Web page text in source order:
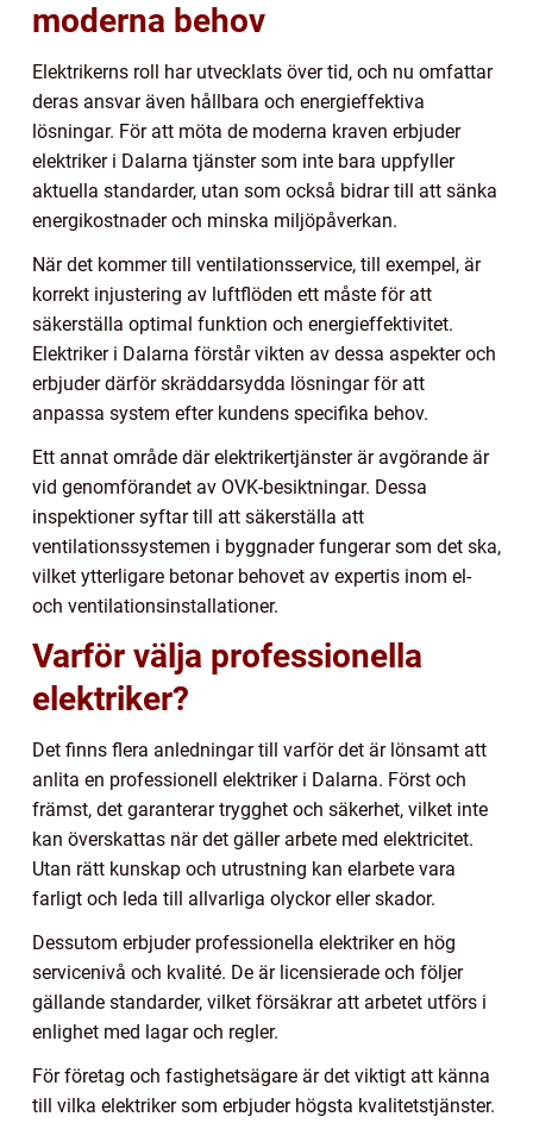
moderna behov
Elektrikerns roll har utvecklats över tid, och nu omfattar
deras ansvar även hållbara och energieffektiva
lösningar. För att möta de moderna kraven erbjuder
elektriker i Dalarna tjänster som inte bara uppfyller
aktuella standarder, utan som också bidrar till att sänka
energikostnader och minska miljöpåverkan.
När det kommer till ventilationsservice, till exempel, är
korrekt injustering av luftflöden ett måste för att
säkerställa optimal funktion och energieffektivitet.
Elektriker i Dalarna förstår vikten av dessa aspekter och
erbjuder därför skräddarsydda lösningar för att
anpassa system efter kundens specifika behov.
Ett annat område där elektrikertjänster är avgörande är
vid genomförandet av OVK-besiktningar. Dessa
inspektioner syftar till att säkerställa att
ventilationssystemen i byggnader fungerar som det ska,
vilket ytterligare betonar behovet av expertis inom el-
och ventilationsinstallationer.
Varför välja professionella
elektriker?
Det finns flera anledningar till varför det är lönsamt att
anlita en professionell elektriker i Dalarna. Först och
främst, det garanterar trygghet och säkerhet, vilket inte
kan överskattas när det gäller arbete med elektricitet.
Utan rätt kunskap och utrustning kan elarbete vara
farligt och leda till allvarliga olyckor eller skador.
Dessutom erbjuder professionella elektriker en hög
servicenivå och kvalité. De är licensierade och följer
gällande standarder, vilket försäkrar att arbetet utförs i
enlighet med lagar och regler.
För företag och fastighetsägare är det viktigt att känna
till vilka elektriker som erbjuder högsta kvalitetstjänster.